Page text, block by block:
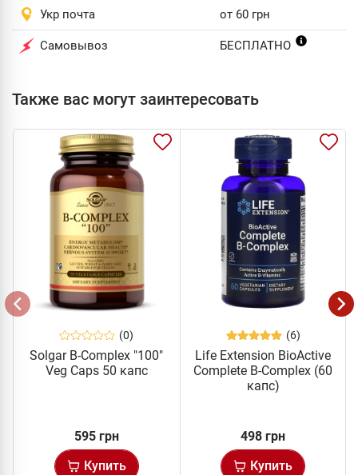
Укр почта от 60 грн
Самовывоз БЕСПЛАТНО
Также вас могут заинтересовать
(0)
Solgar B-Complex "100"
Veg Caps 50 капс
595 грн
Купить
(6)
Life Extension BioActive
Complete B-Complex (60
капс)
498 грн
Купить